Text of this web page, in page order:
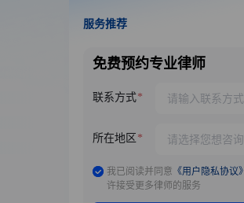
服务推荐
免费预约专业律师
联系方式
所在地区
我已阅读并同意 《用户隐私协议》
许接受更多律师的服务